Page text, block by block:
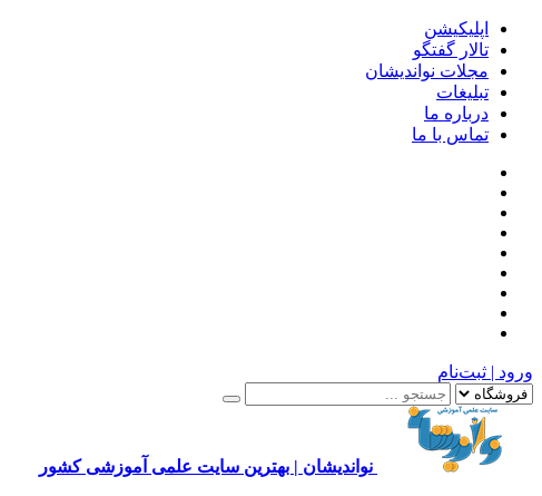
اپلیکیشن
تالار گفتگو
مجلات نواندیشان
تبلیغات
درباره ما
تماس با ما
ورود | ثبت‌نام
نواندیشان | بهترین سایت علمی آموزشی کشور